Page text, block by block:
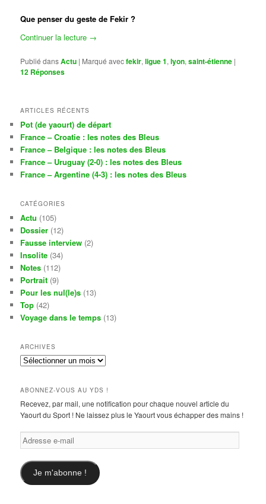
Que penser du geste de Fekir ?
Continuer la lecture →
Publié dansActu | Marqué avecfekir,ligue 1,lyon,saint-étienne |
12 Réponses
ARTICLES RÉCENTS
Pot (de yaourt) de départ
France – Croatie : les notes des Bleus
France – Belgique : les notes des Bleus
France – Uruguay (2-0) : les notes des Bleus
France – Argentine (4-3) : les notes des Bleus
CATÉGORIES
Actu (105)
Dossier (12)
Fausse interview (2)
Insolite (34)
Notes (112)
Portrait (9)
Pour les nul(le)s (13)
Top (42)
Voyage dans le temps (13)
ARCHIVES
Archives
ABONNEZ-VOUS AU YDS !
Recevez, par mail, une notification pour chaque nouvel article du
Yaourt du Sport ! Ne laissez plus le Yaourt vous échapper des mains !
Adresse
e-
mail
Je m'abonne !